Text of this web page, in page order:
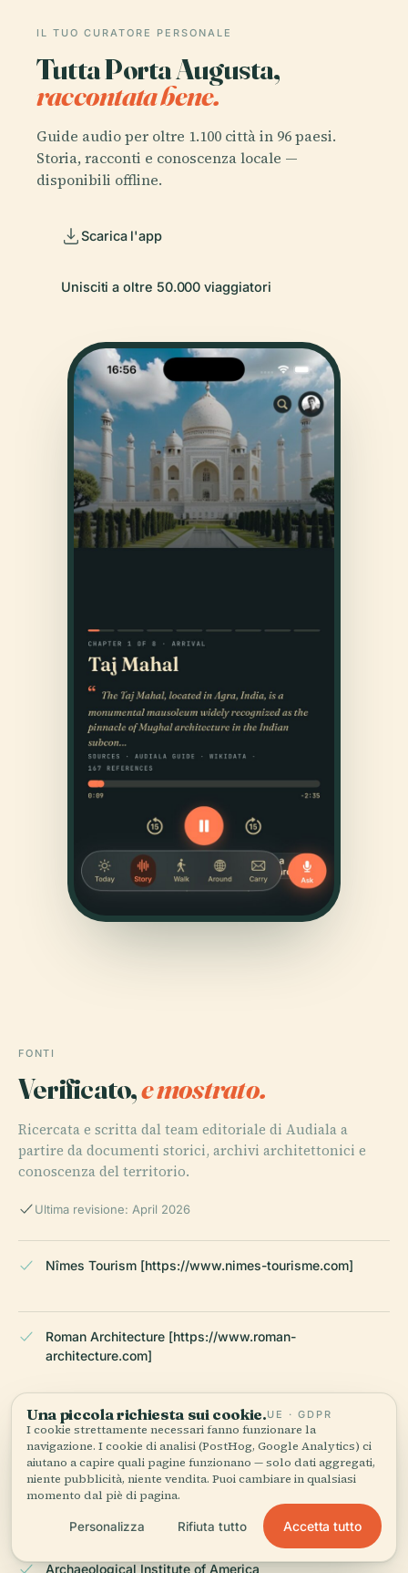
IL TUO CURATORE PERSONALE
Tutta Porta Augusta,
raccontata bene.
Guide audio per oltre 1.100 città in 96 paesi.
Storia, racconti e conoscenza locale —
disponibili offline.
Scarica l'app
Unisciti a oltre 50.000 viaggiatori
FONTI
Verificato,e mostrato.
Ricercata e scritta dal team editoriale di Audiala a
partire da documenti storici, archivi architettonici e
conoscenza del territorio.
Ultima revisione: April 2026
Nîmes Tourism [https://www.nimes-tourisme.com]
Roman Architecture [https://www.roman-
architecture.com]
Via Domitia [https://www.viadomitia.com]
Nîmes Heritage [https://www.nimes-heritage.com]
Archaeological Institute of America
Una piccola richiesta sui cookie.UE · GDPR
I cookie strettamente necessari fanno funzionare la
navigazione. I cookie di analisi (PostHog, Google Analytics) ci
aiutano a capire quali pagine funzionano — solo dati aggregati,
niente pubblicità, niente vendita. Puoi cambiare in qualsiasi
momento dal piè di pagina.
Personalizza Rifiuta tutto Accetta tutto